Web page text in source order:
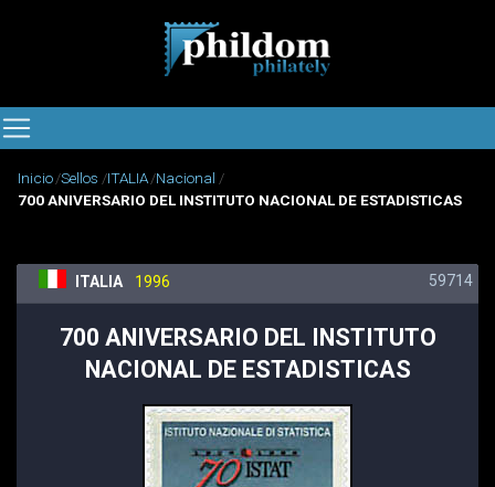
Inicio Sellos ITALIA Nacional
700 ANIVERSARIO DEL INSTITUTO NACIONAL DE ESTADISTICAS
ITALIA 1996 59714
700 ANIVERSARIO DEL INSTITUTO
NACIONAL DE ESTADISTICAS